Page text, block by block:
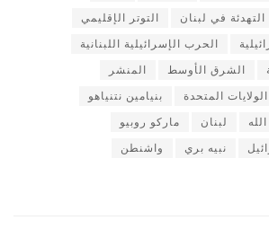
التهدئة في لبنان التوتر الإقليمي
الحرب الإسرائيلية اللبنانية
الشرق الأوسط المنشر
الولايات المتحدة بنيامين نتنياهو
لبنان ماركو روبيو
نبيه بري واشنطن